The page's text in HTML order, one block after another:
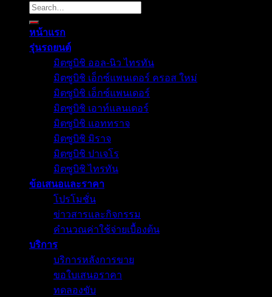
Search
for:
หน้าแรก
รุ่นรถยนต์
มิตซูบิชิ ออล-นิว ไทรทัน
มิตซูบิชิ เอ็กซ์แพนเดอร์ ครอส ใหม่
มิตซูบิชิ เอ็กซ์แพนเดอร์
มิตซูบิชิ เอาท์แลนเดอร์
มิตซูบิชิ แอททราจ
มิตซูบิชิ มิราจ
มิตซูบิชิ ปาเจโร
มิตซูบิชิ ไทรทัน
ข้อเสนอและราคา
โปรโมชั่น
ข่าวสารและกิจกรรม
คำนวณค่าใช้จ่ายเบื้องต้น
บริการ
บริการหลังการขาย
ขอใบเสนอราคา
ทดลองขับ